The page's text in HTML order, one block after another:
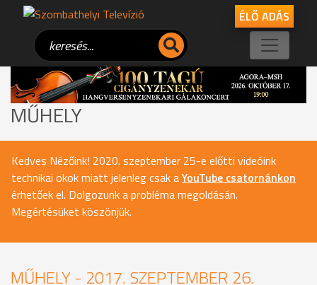
ÉLŐ ADÁS
MŰHELY
Kedves Nézőink! 2020. szeptember 25-e előtti videóink
technikai okok miatt jelenleg csak aYouTube csatornánkon
érhetőek el. Dolgozunk a probléma megoldásán.
Megértésüket köszönjük.
MŰHELY - 2017. SZEPTEMBER 26.